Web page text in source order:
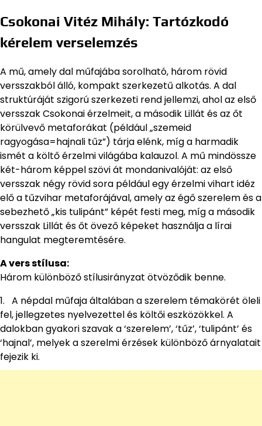
Csokonai Vitéz Mihály: Tartózkodó
kérelem verselemzés
A mű, amely dal műfajába sorolható, három rövid
versszakból álló, kompakt szerkezetű alkotás. A dal
struktúráját szigorú szerkezeti rend jellemzi, ahol az első
versszak Csokonai érzelmeit, a második Lillát és az őt
körülvevő metaforákat (például „szemeid
ragyogása=hajnali tűz”) tárja elénk, míg a harmadik
ismét a költő érzelmi világába kalauzol. A mű mindössze
két-három képpel szövi át mondanivalóját: az első
versszak négy rövid sora például egy érzelmi vihart idéz
elő a tűzvihar metaforájával, amely az égő szerelem és a
sebezhető „kis tulipánt” képét festi meg, míg a második
versszak Lillát és őt övező képeket használja a lírai
hangulat megteremtésére.
A vers stílusa:
Három különböző stílusirányzat ötvöződik benne.
1. A népdal műfaja általában a szerelem témakörét öleli
fel, jellegzetes nyelvezettel és költői eszközökkel. A
dalokban gyakori szavak a ‘szerelem’, ‘tűz’, ‘tulipánt’ és
‘hajnal’, melyek a szerelmi érzések különböző árnyalatait
fejezik ki.